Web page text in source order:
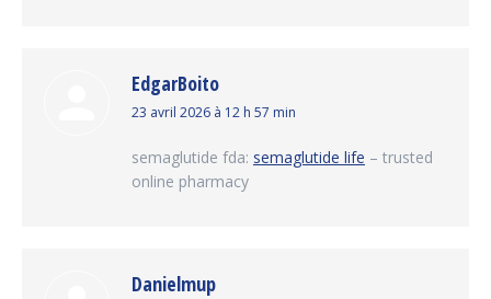
EdgarBoito
dit
23 avril 2026 à 12 h 57 min
semaglutide fda: semaglutide life – trusted
online pharmacy
Danielmup